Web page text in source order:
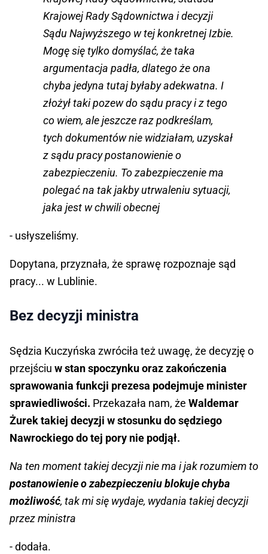
Krajowej Rady Sądownictwa i decyzji
Sądu Najwyższego w tej konkretnej Izbie.
Mogę się tylko domyślać, że taka
argumentacja padła, dlatego że ona
chyba jedyna tutaj byłaby adekwatna. I
złożył taki pozew do sądu pracy i z tego
co wiem, ale jeszcze raz podkreślam,
tych dokumentów nie widziałam, uzyskał
z sądu pracy postanowienie o
zabezpieczeniu. To zabezpieczenie ma
polegać na tak jakby utrwaleniu sytuacji,
jaka jest w chwili obecnej
- usłyszeliśmy.
Dopytana, przyznała, że sprawę rozpoznaje sąd
pracy... w Lublinie.
Bez decyzji ministra
Sędzia Kuczyńska zwróciła też uwagę, że decyzję o
przejściu w stan spoczynku oraz zakończenia
sprawowania funkcji prezesa podejmuje minister
sprawiedliwości. Przekazała nam, że Waldemar
Żurek takiej decyzji w stosunku do sędziego
Nawrockiego do tej pory nie podjął.
Na ten moment takiej decyzji nie ma i jak rozumiem to
postanowienie o zabezpieczeniu blokuje chyba
możliwość, tak mi się wydaje, wydania takiej decyzji
przez ministra
- dodała.